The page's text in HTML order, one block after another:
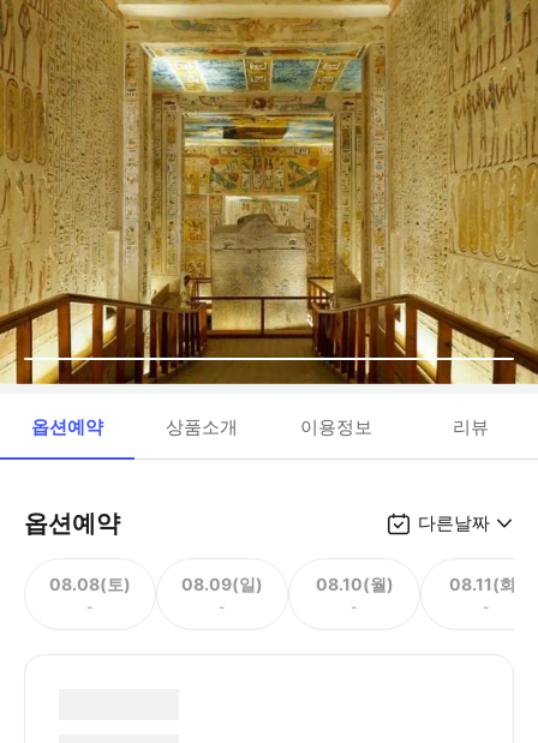
옵션예약 상품소개 이용정보 리뷰
옵션예약 다른날짜
08.08(토)
-
08.09(일)
-
08.10(월)
-
08.11(화)
-